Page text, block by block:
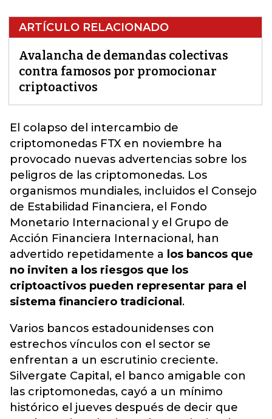
ARTÍCULO RELACIONADO
Avalancha de demandas colectivas
contra famosos por promocionar
criptoactivos
El colapso del intercambio de
criptomonedas FTX en noviembre ha
provocado nuevas advertencias sobre los
peligros de las criptomonedas. Los
organismos mundiales, incluidos el Consejo
de Estabilidad Financiera, el Fondo
Monetario Internacional y el Grupo de
Acción Financiera Internacional, han
advertido repetidamente a los bancos que
no inviten a los riesgos que los
criptoactivos pueden representar para el
sistema financiero tradicional .
Varios bancos estadounidenses con
estrechos vínculos con el sector se
enfrentan a un escrutinio creciente.
Silvergate Capital, el banco amigable con
las criptomonedas, cayó a un mínimo
histórico el jueves después de decir que